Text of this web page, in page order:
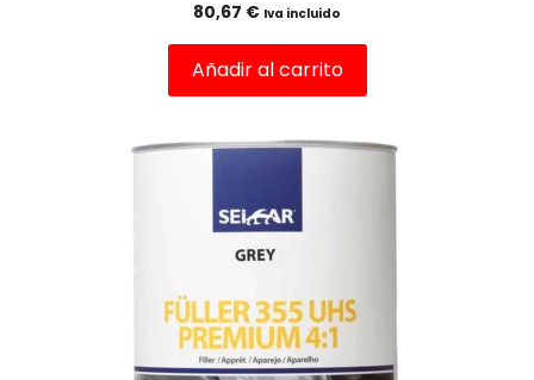
80,67 € Iva incluido
Añadir al carrito